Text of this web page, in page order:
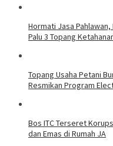
Hormati Jasa Pahlawan,
Palu 3 Topang
Topang Usaha Petani
Resmikan Program
Bos ITC Terseret
dan Emas di Rumah JA